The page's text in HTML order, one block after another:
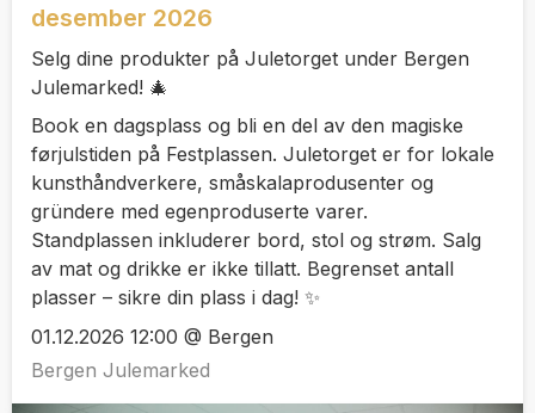
desember 2026
Selg dine produkter på Juletorget under Bergen
Julemarked! 🎄
Book en dagsplass og bli en del av den magiske
førjulstiden på Festplassen. Juletorget er for lokale
kunsthåndverkere, småskalaprodusenter og
gründere med egenproduserte varer.
Standplassen inkluderer bord, stol og strøm. Salg
av mat og drikke er ikke tillatt. Begrenset antall
plasser – sikre din plass i dag! ✨
01.12.2026 12:00 @ Bergen
Bergen Julemarked